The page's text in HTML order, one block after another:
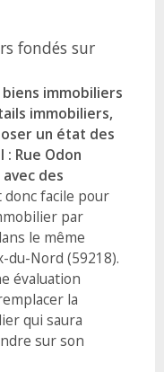
fondés sur
immobiliers
immobiliers,
un état des
Rue Odon
des
donc facile pour
par
le même
du-Nord (59218).
évaluation
la
qui saura
sur son